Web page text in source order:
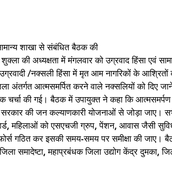
शाखा से संबंधित बैठक की
की अध्यक्षता में मंगलवार को उग्रवाद हिंसा एवं
/नक्सली हिंसा में मृत आम नागरिकों के आश्रितों
अंतर्गत आत्मसमर्पित करने वाले नक्सलियों को दिए
चर्चा की गई। बैठक में उपायुक्त ने कहा कि
की जन कल्याणकारी योजनाओं से जोड़ा जाए।
महिलाओं को एसएचजी ग्रुप, पेंशन, आवास जैसी
गठित कर इसकी समय-समय पर समीक्षा की जाए।
समादेष्टा, महाप्रबंधक जिला उद्योग केंद्र दुमका,